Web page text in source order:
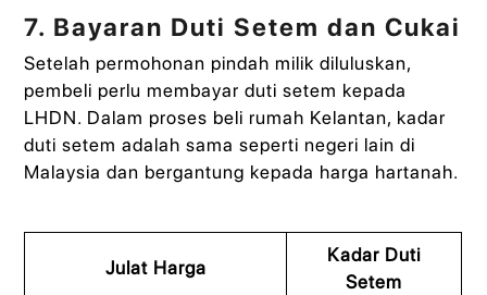
7. Bayaran Duti Setem dan Cukai
Setelah permohonan pindah milik diluluskan,
pembeli perlu membayar duti setem kepada
LHDN. Dalam proses beli rumah Kelantan, kadar
duti setem adalah sama seperti negeri lain di
Malaysia dan bergantung kepada harga hartanah.
Julat Harga
Kadar Duti
Setem